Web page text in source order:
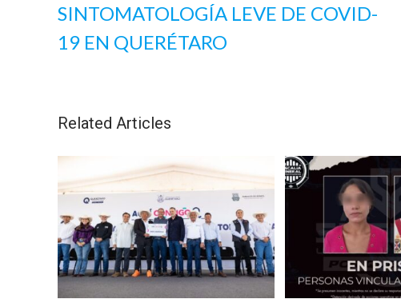
SINTOMATOLOGÍA LEVE DE COVID-
19 EN QUERÉTARO
Related Articles